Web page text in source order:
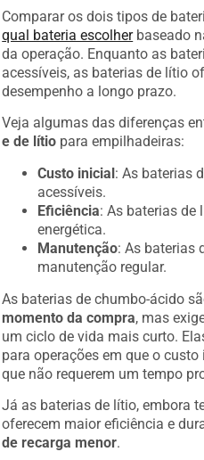
Comparar os dois tipos de
qual bateria escolherbaseado
da operação. Enquanto as
acessíveis, as baterias de lítio
desempenho a longo prazo.
Veja algumas das diferenças
e de lítio para empilhadeiras:
Custo inicial: As baterias
acessíveis.
Eficiência: As baterias de
energética.
Manutenção: As baterias
manutenção regular.
As baterias de chumbo-ácido
momento da compra , mas
um ciclo de vida mais curto.
para operações em que o
que não requerem um tempo
Já as baterias de lítio, embora
oferecem maior eficiência e
de recarga menor